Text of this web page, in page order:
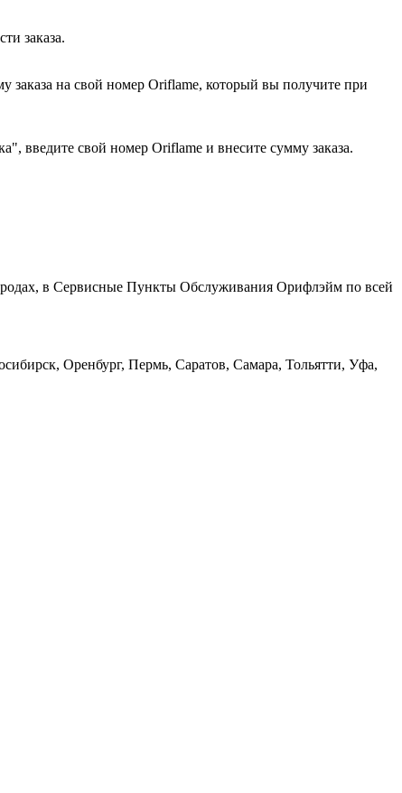
заказа.
заказа на свой номер Oriflame, который вы получите при
введите свой номер Oriflame и внесите сумму заказа.
в Сервисные Пункты Обслуживания Орифлэйм по всей
Оренбург, Пермь, Саратов, Самара, Тольятти, Уфа,